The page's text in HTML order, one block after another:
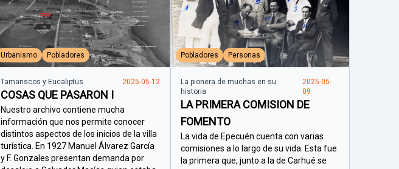
Urbanismo Pobladores
Tamariscos y Eucaliptus 2025-05-12
COSAS QUE PASARON I
Nuestro archivo contiene mucha
información que nos permite conocer
distintos aspectos de los inicios de la villa
turística. En 1927 Manuel Álvarez García
y F. Gonzales presentan demanda por
Pobladores Personas
La pionera de muchas en su
historia
2025-05-
09
LA PRIMERA COMISION DE
FOMENTO
La vida de Epecuén cuenta con varias
comisiones a lo largo de su vida. Esta fue
la primera que, junto a la de Carhué se